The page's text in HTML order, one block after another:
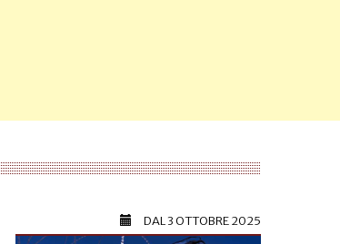
DAL3 OTTOBRE 2025